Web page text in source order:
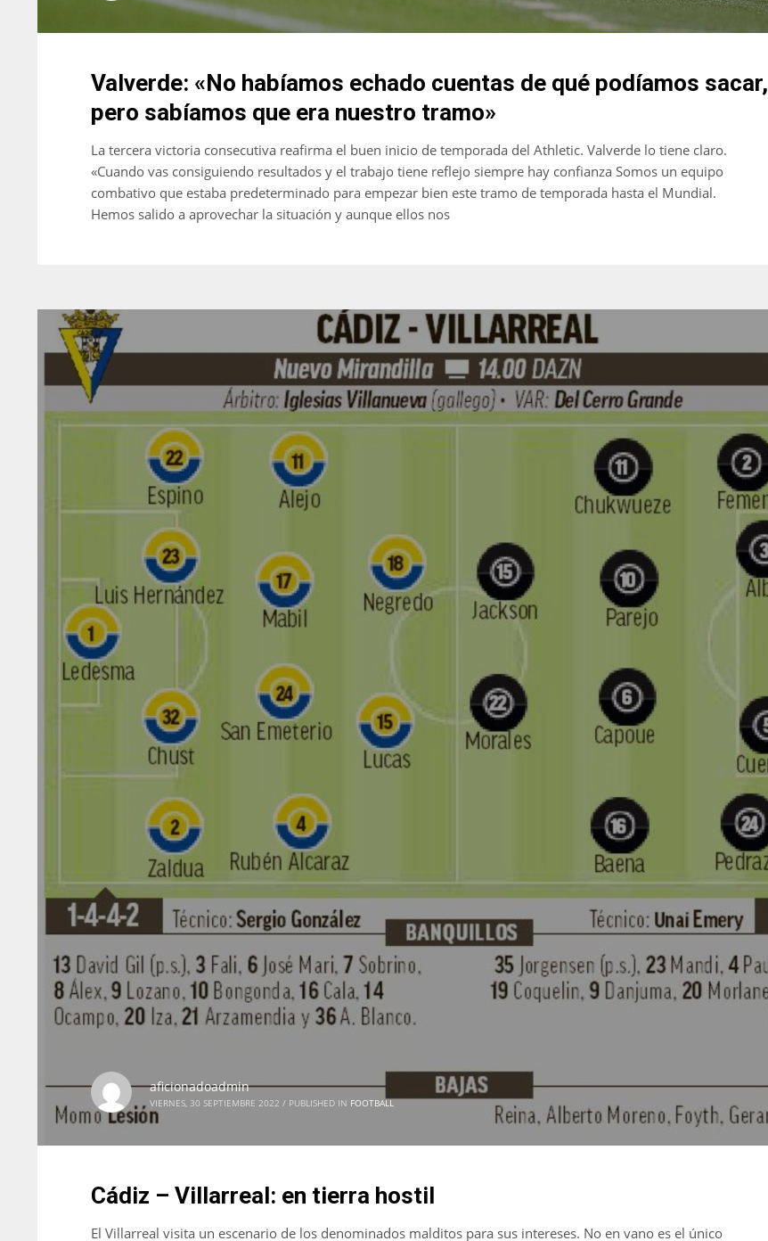
NYJ NYJ IND
Valverde: «No habíamos echado cuentas de qué podíamos sacar,
pero sabíamos que era nuestro tramo»
La tercera victoria consecutiva reafirma el buen inicio de temporada del Athletic. Valverde lo tiene claro.
«Cuando vas consiguiendo resultados y el trabajo tiene reflejo siempre hay confianza Somos un equipo
combativo que estaba predeterminado para empezar bien este tramo de temporada hasta el Mundial.
Hemos salido a aprovechar la situación y aunque ellos nos
aficionadoadmin
VIERNES, 30 SEPTIEMBRE 2022 / PUBLISHED IN FOOTBALL
Cádiz – Villarreal: en tierra hostil
El Villarreal visita un escenario de los denominados malditos para sus intereses. No en vano es el único